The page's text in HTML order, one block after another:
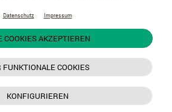
Datenschutz Impressum
COOKIES AKZEPTIEREN
FUNKTIONALE COOKIES
KONFIGURIEREN